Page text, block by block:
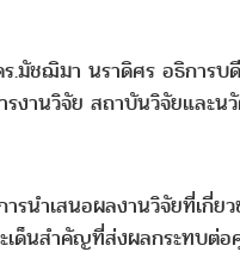
.มัชฌิมา นราดิศร อธิการ
งานวิจัย สถาบันวิจัยและน
ารนำเสนอผลงานวิจัยที่เกี่
เด็นสำคัญที่ส่งผลกระทบต่